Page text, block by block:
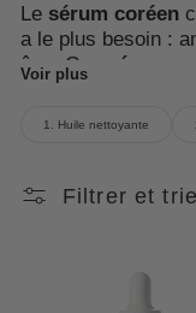
Le sérum coréen
a le plus besoin :
âge. Ces
sérums
visibles là où les
loin.
Voir plus
1. Huile nettoyante
Filtrer et